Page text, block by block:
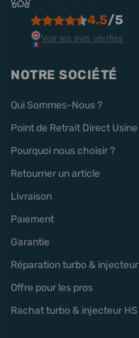
4.5/5
Voir les avis vérifiés
NOTRE SOCIÉTÉ
Qui Sommes-Nous ?
Point de Retrait Direct Usine
Pourquoi nous choisir ?
Retourner un article
Livraison
Paiement
Garantie
Réparation turbo & injecteur
Offre pour les pros
Rachat turbo & injecteur HS